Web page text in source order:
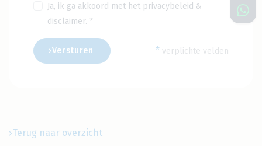
Ja, ik ga akkoord met het privacybeleid &
disclaimer. *
Versturen * verplichte velden
Terug naar overzicht